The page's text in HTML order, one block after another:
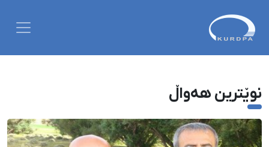
نوێترین هەواڵ